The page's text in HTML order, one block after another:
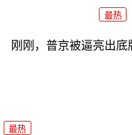
最热
刚刚，普京被逼亮出底
最热